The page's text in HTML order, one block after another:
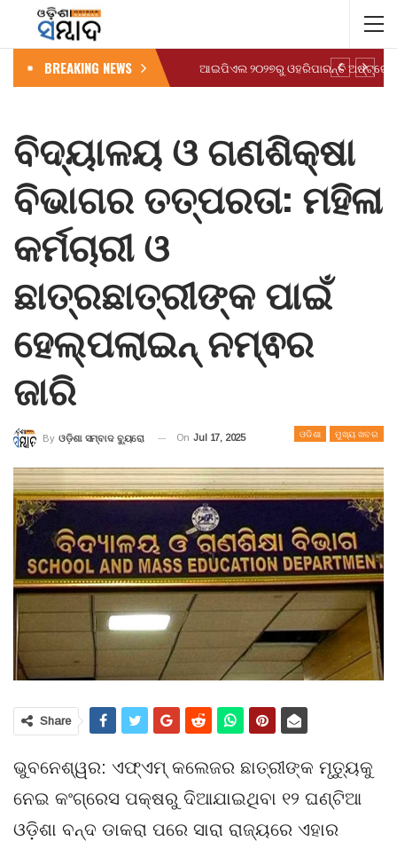
BREAKING NEWS
ବିଦ୍ୟାଳୟ ଓ ଗଣଶିକ୍ଷା
ବିଭାଗର ତତ୍ପରତା: ମହିଳା
କର୍ମଚାରୀ ଓ
ଛାତ୍ରଛାତ୍ରୀଙ୍କ ପାଇଁ
ହେଲ୍ପଲାଇନ୍ ନମ୍ଵର
ଜାରି
ଓଡିଶା ମୁଖ୍ୟ ଖବର
By ଓଡ଼ିଶା ସମ୍ବାଦ ବ୍ୟୁରୋ On Jul 17, 2025
Share
ଭୁବନେଶ୍ୱର: ଏଫ୍ଏମ୍ କଲେଜର ଛାତ୍ରୀଙ୍କ ମୃତ୍ୟୁକୁ
ନେଇ କଂଗ୍ରେସ ପକ୍ଷରୁ ଦିଆଯାଇଥିବା ୧୨ ଘଣ୍ଟିଆ
ଓଡ଼ିଶା ବନ୍ଦ ଡାକରା ପରେ ସାରା ରାଜ୍ୟରେ ଏହାର